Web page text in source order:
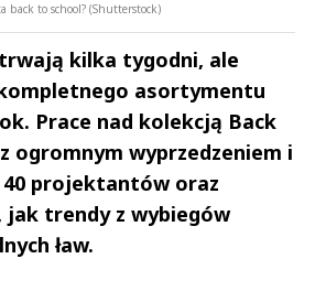
back to school? (Shutterstock)
kilka tygodni, ale
asortymentu
Prace nad kolekcją Back
ogromnym wyprzedzeniem i
40 projektantów oraz
jak trendy z wybiegów
ław.